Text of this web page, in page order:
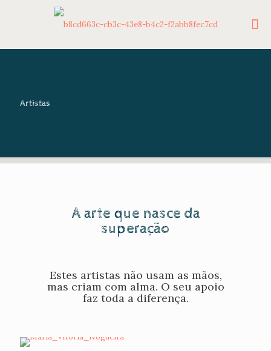
Artistas
A arte que nasce da
superação
Estes artistas não usam as mãos,
mas criam com alma. O seu apoio
faz toda a diferença.